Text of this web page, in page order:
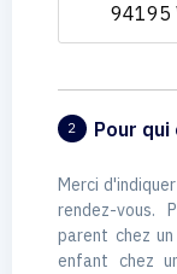
94195
2 Pour
Merci
rendez-vous.
parent chez
enfant chez